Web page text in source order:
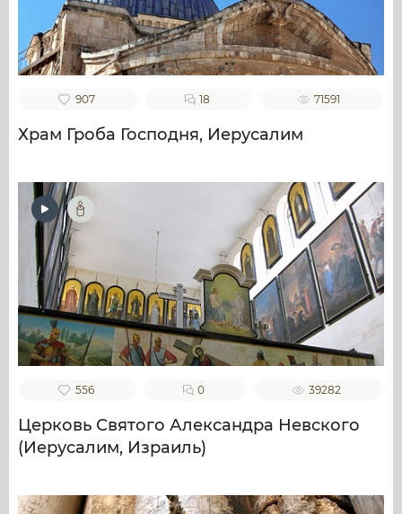
907 18 71591
Храм Гроба Господня, Иерусалим
556 0 39282
Церковь Святого Александра Невского
(Иерусалим, Израиль)